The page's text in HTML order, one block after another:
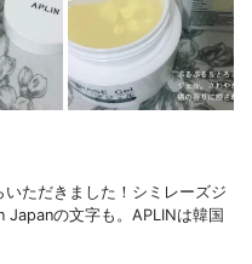
ただきました！シミレーズジ
Japanの文字も。APLINは韓国